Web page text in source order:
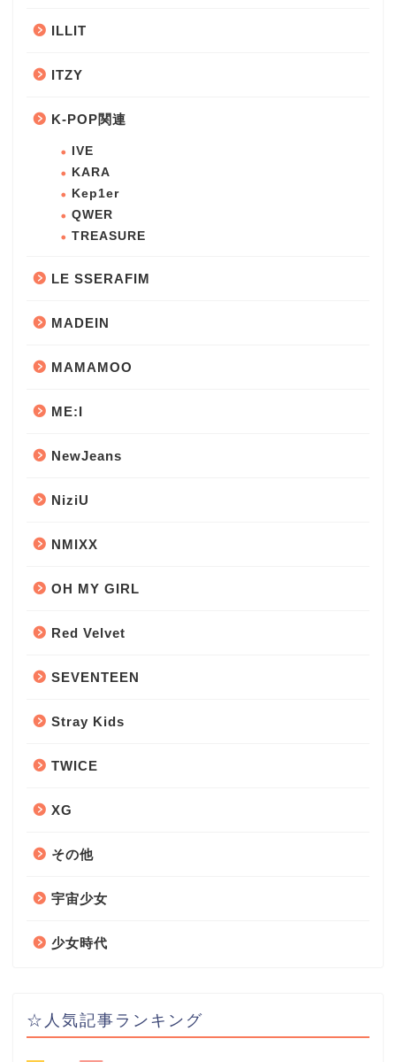
ILLIT
ITZY
K-POP関連
IVE
KARA
Kep1er
QWER
TREASURE
LE SSERAFIM
MADEIN
MAMAMOO
ME:I
NewJeans
NiziU
NMIXX
OH MY GIRL
Red Velvet
SEVENTEEN
Stray Kids
TWICE
XG
その他
宇宙少女
少女時代
☆人気記事ランキング